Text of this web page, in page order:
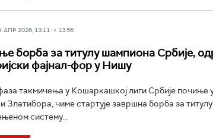
АПР 2026, 13:11 -> 13:56
борба за титулу шампиона Србије,
фајнал-фор у Нишу
такмичења у Кошаркашкој лиги Србије почиње
Златибора, чиме стартује завршна борба за
систему...